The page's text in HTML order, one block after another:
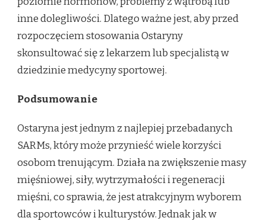
inne dolegliwości. Dlatego ważne jest, aby przed
rozpoczęciem stosowania Ostaryny
skonsultować się z lekarzem lub specjalistą w
dziedzinie medycyny sportowej.
Podsumowanie
Ostaryna jest jednym z najlepiej przebadanych
SARMs, który może przynieść wiele korzyści
osobom trenującym. Działa na zwiększenie masy
mięśniowej, siły, wytrzymałości i regeneracji
mięśni, co sprawia, że jest atrakcyjnym wyborem
dla sportowców i kulturystów. Jednak jak w